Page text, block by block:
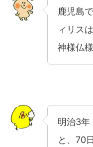
鹿児島
ィリス
神様仏
明治3年
と、70